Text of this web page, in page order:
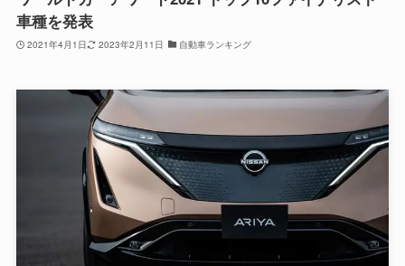
車種を発表
2021年4月1日 2023年2月11日 自動車ランキング